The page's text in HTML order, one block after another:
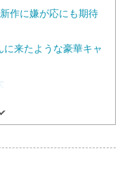
作に嫌が応にも期待
来たような豪華キャ